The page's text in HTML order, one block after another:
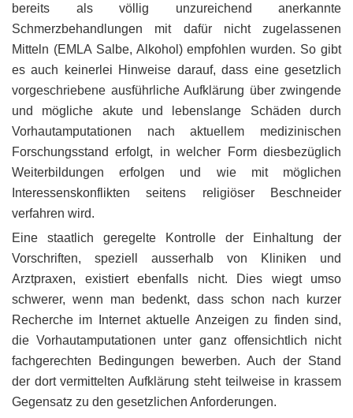
bereits als völlig unzureichend anerkannte
Schmerzbehandlungen mit dafür nicht zugelassenen
Mitteln (EMLA Salbe, Alkohol) empfohlen wurden. So gibt
es auch keinerlei Hinweise darauf, dass eine gesetzlich
vorgeschriebene ausführliche Aufklärung über zwingende
und mögliche akute und lebenslange Schäden durch
Vorhautamputationen nach aktuellem medizinischen
Forschungsstand erfolgt, in welcher Form diesbezüglich
Weiterbildungen erfolgen und wie mit möglichen
Interessenskonflikten seitens religiöser Beschneider
verfahren wird.
Eine staatlich geregelte Kontrolle der Einhaltung der
Vorschriften, speziell ausserhalb von Kliniken und
Arztpraxen, existiert ebenfalls nicht. Dies wiegt umso
schwerer, wenn man bedenkt, dass schon nach kurzer
Recherche im Internet aktuelle Anzeigen zu finden sind,
die Vorhautamputationen unter ganz offensichtlich nicht
fachgerechten Bedingungen bewerben. Auch der Stand
der dort vermittelten Aufklärung steht teilweise in krassem
Gegensatz zu den gesetzlichen Anforderungen.